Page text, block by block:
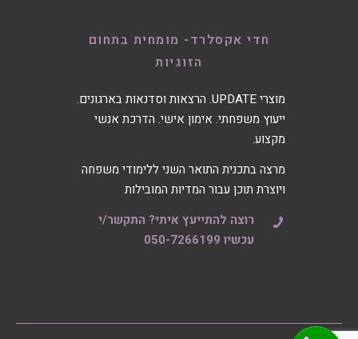
חדי אקסלרד- מומחית בתחום
הזוגיות
מוצרי UPDATE. הרצאות וסדנאות בארגונים.
ייעוץ משפחתי. אימון אישי. הדרכת אנשי
מקצוע.
מרצה בתכנית התואר השני ללימודי משפחה
ויוצרת תוכן עבור המדיות המובילות
רוצה להתייעץ איתי? התקשר/י
עכשיו 050-7266199